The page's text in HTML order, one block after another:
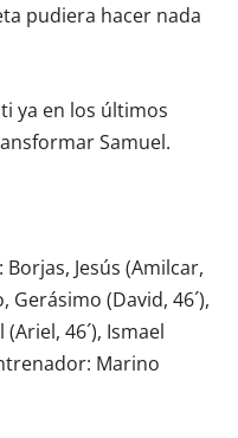
pudiera hacer nada
ya en los últimos
Samuel.
: Borjas, Jesús (Amilcar,
Gerásimo (David, 46´),
46´), Ismael
Marino